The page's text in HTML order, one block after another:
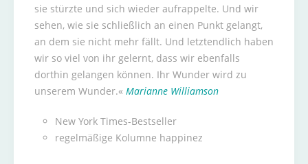
sie stürzte und sich wieder aufrappelte. Und wir
sehen, wie sie schließlich an einen Punkt gelangt,
an dem sie nicht mehr fällt. Und letztendlich haben
wir so viel von ihr gelernt, dass wir ebenfalls
dorthin gelangen können. Ihr Wunder wird zu
unserem Wunder.« Marianne Williamson
New York Times-Bestseller
regelmäßige Kolumne happinez